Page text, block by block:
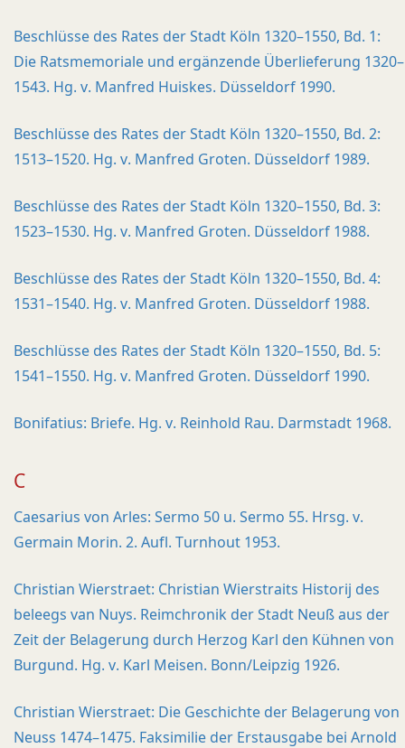
Beschlüsse des Rates der Stadt Köln 1320–1550, Bd. 1:
Die Ratsmemoriale und ergänzende Überlieferung 1320–
1543. Hg. v. Manfred Huiskes. Düsseldorf 1990.
Beschlüsse des Rates der Stadt Köln 1320–1550, Bd. 2:
1513–1520. Hg. v. Manfred Groten. Düsseldorf 1989.
Beschlüsse des Rates der Stadt Köln 1320–1550, Bd. 3:
1523–1530. Hg. v. Manfred Groten. Düsseldorf 1988.
Beschlüsse des Rates der Stadt Köln 1320–1550, Bd. 4:
1531–1540. Hg. v. Manfred Groten. Düsseldorf 1988.
Beschlüsse des Rates der Stadt Köln 1320–1550, Bd. 5:
1541–1550. Hg. v. Manfred Groten. Düsseldorf 1990.
Bonifatius: Briefe. Hg. v. Reinhold Rau. Darmstadt 1968.
C
Caesarius von Arles: Sermo 50 u. Sermo 55. Hrsg. v.
Germain Morin. 2. Aufl. Turnhout 1953.
Christian Wierstraet: Christian Wierstraits Historij des
beleegs van Nuys. Reimchronik der Stadt Neuß aus der
Zeit der Belagerung durch Herzog Karl den Kühnen von
Burgund. Hg. v. Karl Meisen. Bonn/Leipzig 1926.
Christian Wierstraet: Die Geschichte der Belagerung von
Neuss 1474–1475. Faksimilie der Erstausgabe bei Arnold